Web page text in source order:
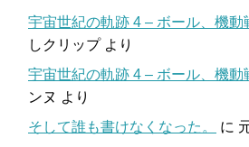
宇宙世紀の軌跡 4 – ボール、機動
しクリップより
宇宙世紀の軌跡 4 – ボール、機動
ンヌ より
そして誰も書けなくなった。
に